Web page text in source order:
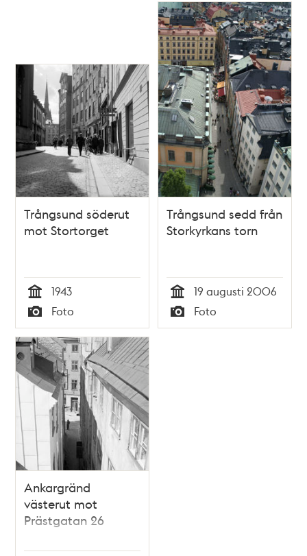
Trångsund söderut
mot Stortorget
Tid
1943
Typ
Foto
Trångsund sedd från
Storkyrkans torn
Tid
19 augusti 2006
Typ
Foto
Ankargränd
västerut mot
Prästgatan 26